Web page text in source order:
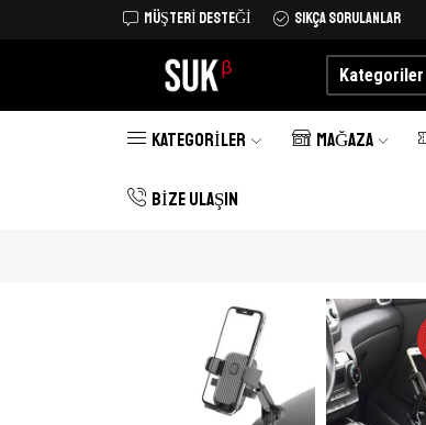
MÜŞTERI DESTEĞI SIKÇA SORULANLAR
Tüm Türkiye'ye kargo şimdi 25 TL Alışverişe Başlayın
Kategoriler
KATEGORILER MAĞAZA
BIZE ULAŞIN